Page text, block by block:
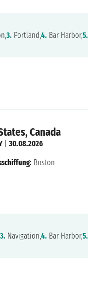
3. Portland,4. Bar Harbor,5.
Canada
| 30.08.2026
Boston
3. Navigation,4. Bar Harbor,5.